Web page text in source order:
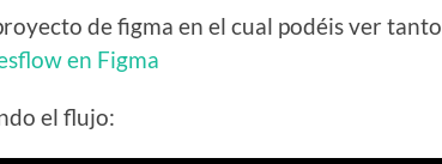
de figma en el cual podéis ver tanto
en Figma
el flujo: